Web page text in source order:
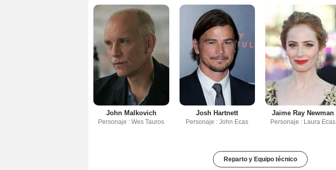
John Malkovich
Personaje : Wes Tauros
Josh Hartnett
Personaje : John Ecas
Jaime Ray Newman
Personaje : Laura Ecas
Reparto y Equipo técnico